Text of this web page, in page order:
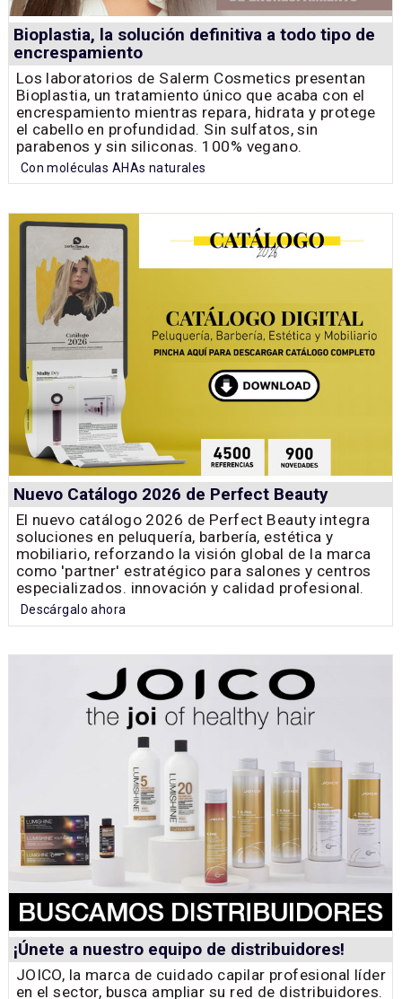
Bioplastia, la solución definitiva a todo tipo de
encrespamiento
Los laboratorios de Salerm Cosmetics presentan
Bioplastia, un tratamiento único que acaba con el
encrespamiento mientras repara, hidrata y protege
el cabello en profundidad. Sin sulfatos, sin
parabenos y sin siliconas. 100% vegano.
Con moléculas AHAs naturales
Nuevo Catálogo 2026 de Perfect Beauty
El nuevo catálogo 2026 de Perfect Beauty integra
soluciones en peluquería, barbería, estética y
mobiliario, reforzando la visión global de la marca
como 'partner' estratégico para salones y centros
especializados. innovación y calidad profesional.
Descárgalo ahora
¡Únete a nuestro equipo de distribuidores!
JOICO, la marca de cuidado capilar profesional líder
en el sector, busca ampliar su red de distribuidores.